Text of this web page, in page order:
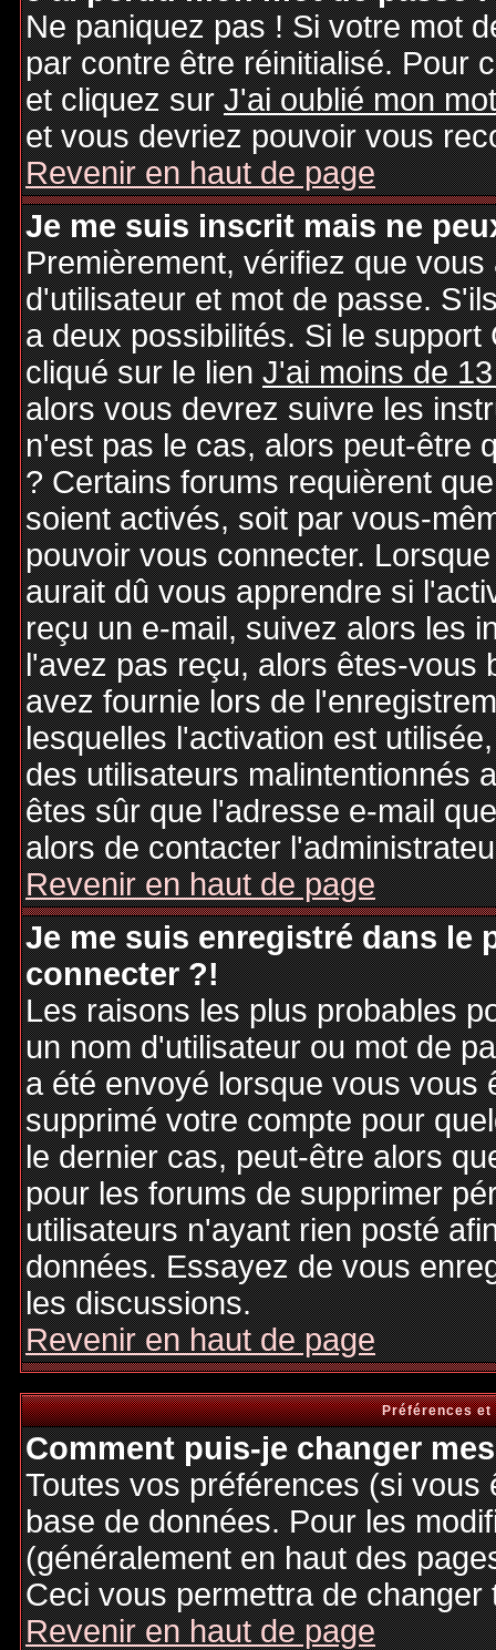
Ne paniquez pas ! Si votre mot
par contre être réinitialisé. Pour
et cliquez surJ'ai oublié mon
et vous devriez pouvoir vous
Revenir en haut de page
Je me suis inscrit mais ne
Premièrement, vérifiez que
d'utilisateur et mot de passe.
a deux possibilités. Si le
cliqué sur le lienJ'ai moins de
alors vous devrez suivre les
n'est pas le cas, alors peut-être
? Certains forums requièrent
soient activés, soit par vous-
pouvoir vous connecter.
aurait dû vous apprendre si
reçu un e-mail, suivez alors les
l'avez pas reçu, alors êtes-vous
avez fournie lors de
lesquelles l'activation est
des utilisateurs malintentionnés
êtes sûr que l'adresse e-mail
alors de contacter
Revenir en haut de page
Je me suis enregistré dans le
connecter ?!
Les raisons les plus probables
un nom d'utilisateur ou mot de
a été envoyé lorsque vous vous
supprimé votre compte pour
le dernier cas, peut-être alors
pour les forums de supprimer
utilisateurs n'ayant rien posté
données. Essayez de vous
les discussions.
Revenir en haut de page
Préférences
Comment puis-je changer
Toutes vos préférences (si
base de données. Pour les
(généralement en haut des
Ceci vous permettra de
Revenir en haut de page